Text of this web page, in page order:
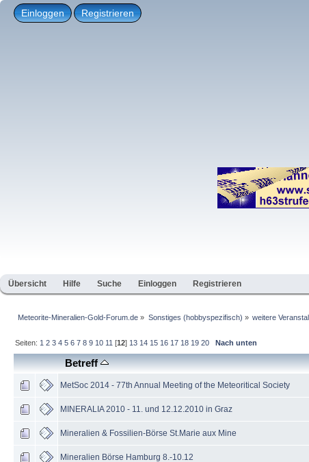
Einloggen Registrieren
Übersicht Hilfe Suche Einloggen Registrieren
Meteorite-Mineralien-Gold-Forum.de » Sonstiges (hobbyspezifisch) » weitere
Seiten: 1 2 3 4 5 6 7 8 9 10 11 [12] 13 14 15 16 17 18 19 20 Nach unten
Betreff
MetSoc 2014 - 77th Annual Meeting of the Meteoritical Society
MINERALIA 2010 - 11. und 12.12.2010 in Graz
Mineralien & Fossilien-Börse St.Marie aux Mine
Mineralien Börse Hamburg 8.-10.12